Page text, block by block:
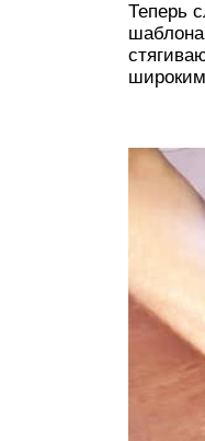
Теперь